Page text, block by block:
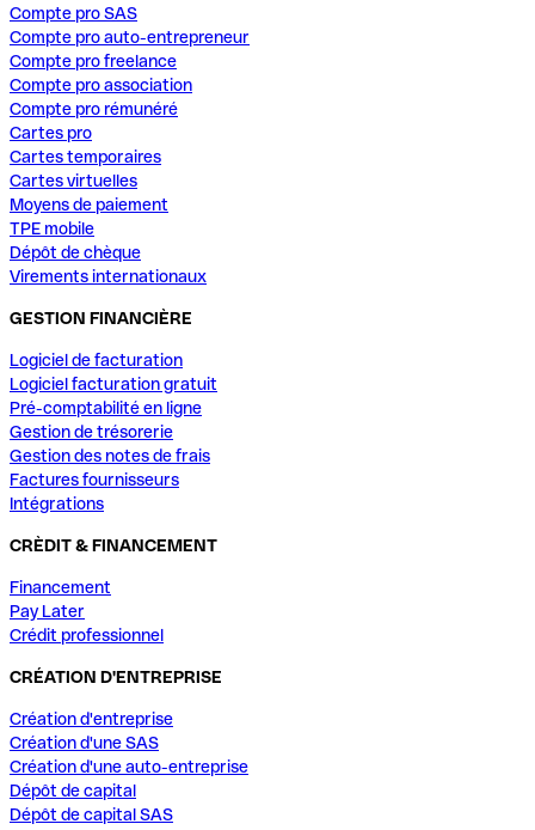
Compte pro SAS
Compte pro auto-entrepreneur
Compte pro freelance
Compte pro association
Compte pro rémunéré
Cartes pro
Cartes temporaires
Cartes virtuelles
Moyens de paiement
TPE mobile
Dépôt de chèque
Virements internationaux
GESTION FINANCIÈRE
Logiciel de facturation
Logiciel facturation gratuit
Pré-comptabilité en ligne
Gestion de trésorerie
Gestion des notes de frais
Factures fournisseurs
Intégrations
CRÈDIT & FINANCEMENT
Financement
Pay Later
Crédit professionnel
CRÉATION D'ENTREPRISE
Création d'entreprise
Création d'une SAS
Création d'une auto-entreprise
Dépôt de capital
Dépôt de capital SAS